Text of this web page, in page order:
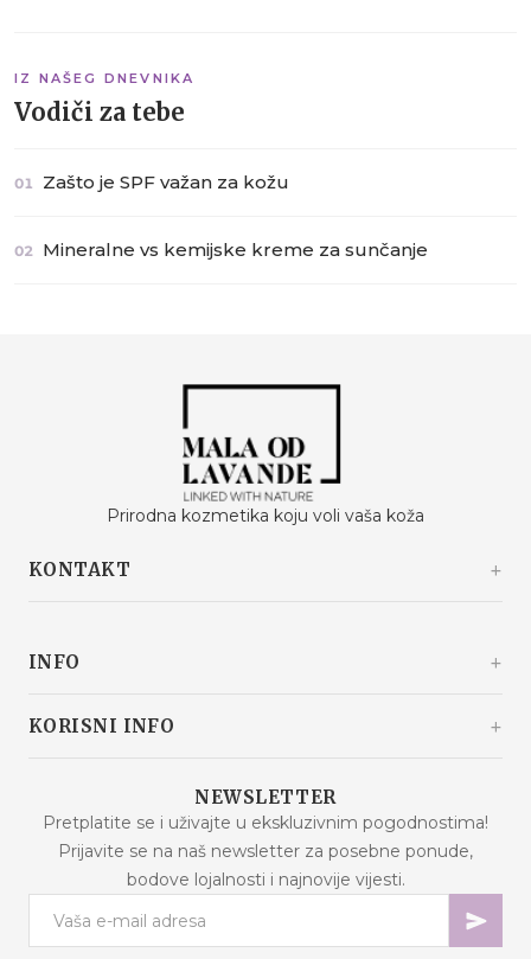
IZ NAŠEG DNEVNIKA
Vodiči za tebe
01 Zašto je SPF važan za kožu
02 Mineralne vs kemijske kreme za sunčanje
Prirodna kozmetika koju voli vaša koža
KONTAKT
Hrvatska
Pon. - Pet.: 09h - 15h
INFO
O nama
Proizvodi na sniženju
Novi proizvodi
Najprodavaniji proizvodi
Mapa stranice
KORISNI INFO
Česta pitanja
Uvjeti kupnje
Sigurnost podataka
Načini plaćanja
NEWSLETTER
Pretplatite se i uživajte u ekskluzivnim pogodnostima!
Prijavite se na naš newsletter za posebne ponude,
bodove lojalnosti i najnovije vijesti.